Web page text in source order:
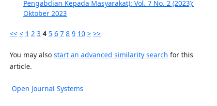
Pengabdian Kepada Masyarakat): Vol. 7 No. 2 (2023):
Oktober 2023
<< < 1 2 3 4 5 6 7 8 9 10 > >>
You may also start an advanced similarity search for this
article.
Open Journal Systems